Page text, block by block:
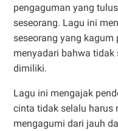
pengaguman yang
seseorang. Lagu ini
seseorang yang kagum
menyadari bahwa
dimiliki.
Lagu ini mengajak
cinta tidak selalu harus
mengagumi dari jauh